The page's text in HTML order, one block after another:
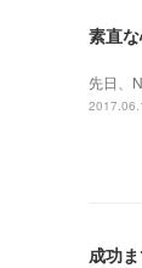
素直
先日、
成功